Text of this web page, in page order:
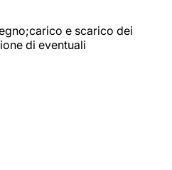
e scarico dei
di eventuali